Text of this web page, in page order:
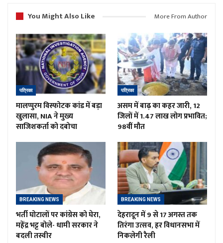
You Might Also Like More From Author
पत्रिका
मालप्पुरम विस्फोटक कांड में बड़ा
खुलासा, NIA ने मुख्य
साजिशकर्ता को दबोचा
पत्रिका
असम में बाढ़ का कहर जारी, 12
जिलों में 1.47 लाख लोग प्रभावित;
98वीं मौत
BREAKING NEWS
भर्ती घोटालों पर कांग्रेस को घेरा,
महेंद्र भट्ट बोले- धामी सरकार ने
बदली तस्वीर
BREAKING NEWS
देहरादून में 9 से 17 अगस्त तक
तिरंगा उत्सव, हर विधानसभा में
निकलेगी रैली